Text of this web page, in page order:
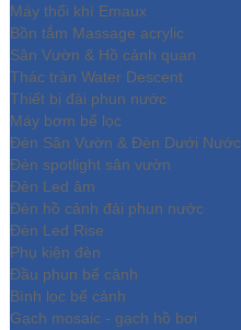
Máy thổi khí Emaux
Bồn tắm Massage acrylic
Sân Vườn & Hồ cảnh quan
Thác tràn Water Descent
Thiết bị đài phun nước
Máy bơm bể lọc
Đèn Sân Vườn & Đèn Dưới Nước
Đèn spotlight sân vườn
Đèn Led âm
Đèn hồ cảnh đài phun nước
Đèn Led Rise
Phụ kiện đèn
Đầu phun bể cảnh
Bình lọc bể cảnh
Gạch mosaic - gạch hồ bơi